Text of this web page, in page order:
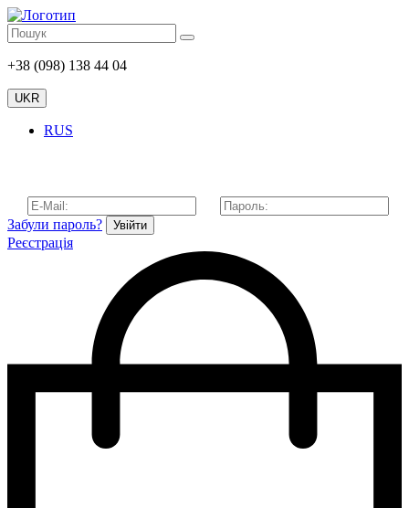
+38 (098) 138 44 04
UKR
RUS
Забули пароль? Увійти
Реєстрація